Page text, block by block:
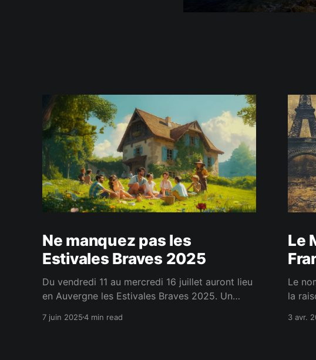
Ne manquez pas les
Estivales Braves 2025
Du vendredi 11 au mercredi 16 juillet auront lieu
en Auvergne les Estivales Braves 2025. Un
passer des moments conviviaux et fraternels.
7 juin 20254 min read
Le
Le
la
pas
3 avr.